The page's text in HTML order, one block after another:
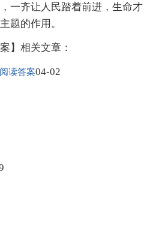
一齐让人民踏着前进，生命才
题的作用。
】相关文章：
读答案04-02